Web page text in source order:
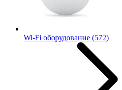
Wi-Fi оборудование (572)